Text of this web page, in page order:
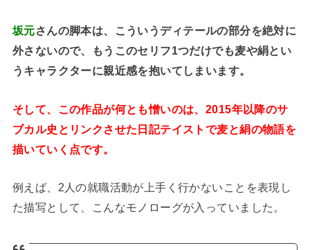
坂元さんの脚本は、こういうディテールの部分を絶対に
外さないので、もうこのセリフ1つだけでも麦や絹とい
うキャラクターに親近感を抱いてしまいます。
そして、この作品が何とも憎いのは、2015年以降のサ
ブカル史とリンクさせた日記テイストで麦と絹の物語を
描いていく点です。
例えば、2人の就職活動が上手く行かないことを表現し
た描写として、こんなモノローグが入っていました。